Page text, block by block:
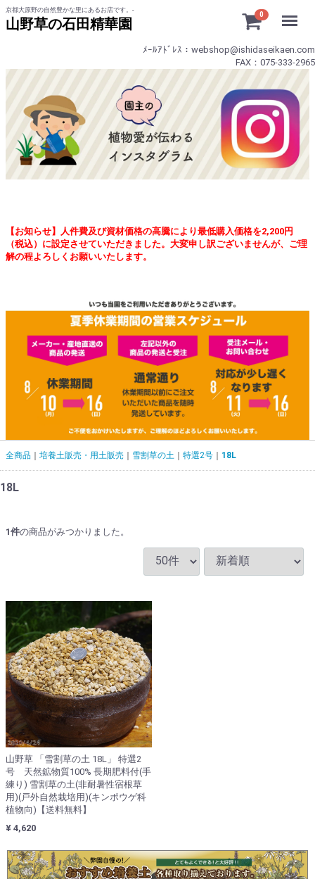
京都大原野の自然豊かな里にあるお店です。-
山野草の石田精華園
0
ﾒｰﾙｱﾄﾞﾚｽ：webshop@ishidaseikaen.com
FAX：075-333-2965
【お知らせ】人件費及び資材価格の高騰により最低購入価格を2,200円
（税込）に設定させていただきました。大変申し訳ございませんが、ご理
解の程よろしくお願いいたします。
全商品 培養土販売・用土販売 雪割草の土 特選2号 18L
18L
1件の商品がみつかりました。
山野草 「雪割草の土 18L」 特選2
号 天然鉱物質100% 長期肥料付(手
練り) 雪割草の土(非耐暑性宿根草
用)(戸外自然栽培用)(キンポウゲ科
植物向)【送料無料】
¥ 4,620